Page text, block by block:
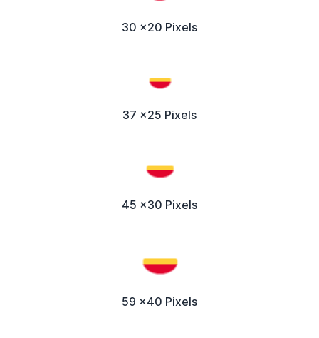
30 x20 Pixels
37 x25 Pixels
45 x30 Pixels
59 x40 Pixels